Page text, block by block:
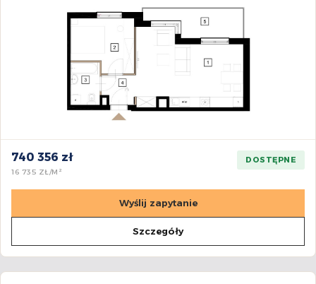
740 356 zł
16 735 ZŁ/M²
DOSTĘPNE
Wyślij zapytanie
Szczegóły